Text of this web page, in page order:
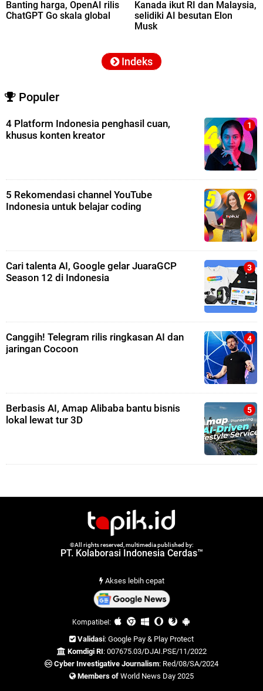
Banting harga, OpenAI rilis
ChatGPT Go skala global
Kanada ikut RI dan Malaysia,
selidiki AI besutan Elon
Musk
Indeks
Populer
4 Platform Indonesia penghasil cuan,
khusus konten kreator
5 Rekomendasi channel YouTube
Indonesia untuk belajar coding
Cari talenta AI, Google gelar JuaraGCP
Season 12 di Indonesia
Canggih! Telegram rilis ringkasan AI dan
jaringan Cocoon
Berbasis AI, Amap Alibaba bantu bisnis
lokal lewat tur 3D
©All rights reserved, multimedia published by:
PT. Kolaborasi Indonesia Cerdas™
Akses lebih cepat
Kompatibel:
Validasi: Google Pay & Play Protect
Komdigi RI: 007675.03/DJAI.PSE/11/2022
Cyber Investigative Journalism: Red/08/SA/2024
Members of World News Day 2025